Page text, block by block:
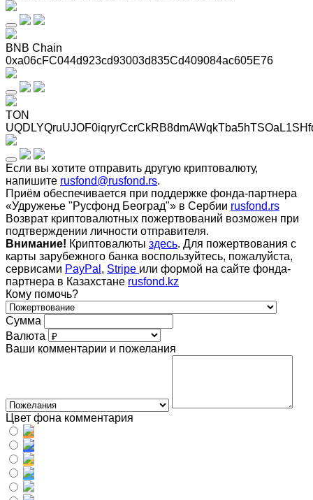
BNB Chain
0xa06cFC044d923cd93003d835Cd409084ac605E76
TON
Если вы хотите отправить другую криптовалюту,
напишите rusfond@rusfond.rs.
Приём обеспечивается при поддержке фонда-партнера
«Удружење "Русфонд Београд"» в Сербии rusfond.rs
Возврат криптовалютных пожертвований возможен при
подтверждении личности отправителя.
Внимание! Криптовалюты здесь. Для пожертвования с
карты зарубежного банка воспользуйтесь, пожалуйста,
сервисами PayPal , Stripe или формой на сайте фонда-
партнера в Казахстане rusfond.kz
Кому помочь?
Сумма
Валюта
Ваши комментарии и пожелания
Цвет фона комментария